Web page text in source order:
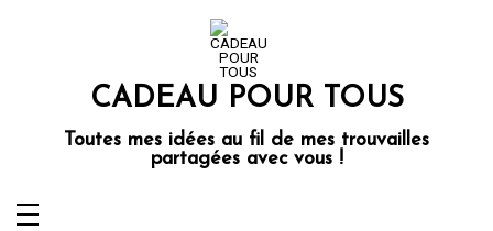
CADEAU POUR TOUS
Toutes mes idées au fil de mes trouvailles
partagées avec vous !